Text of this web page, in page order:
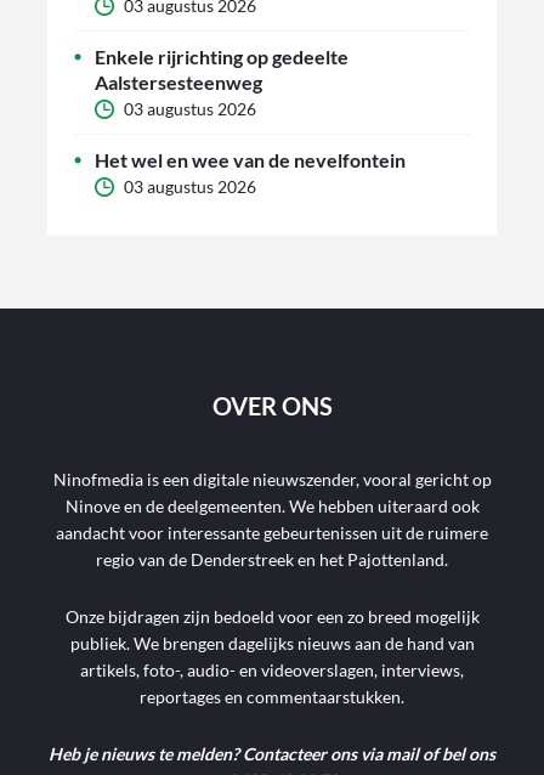
03 augustus 2026
Enkele rijrichting op gedeelte
Aalstersesteenweg
03 augustus 2026
Het wel en wee van de nevelfontein
03 augustus 2026
OVER ONS
Ninofmedia is een digitale nieuwszender, vooral gericht op
Ninove en de deelgemeenten. We hebben uiteraard ook
aandacht voor interessante gebeurtenissen uit de ruimere
regio van de Denderstreek en het Pajottenland.
Onze bijdragen zijn bedoeld voor een zo breed mogelijk
publiek. We brengen dagelijks nieuws aan de hand van
artikels, foto-, audio- en videoverslagen, interviews,
reportages en commentaarstukken.
Heb je nieuws te melden? Contacteer ons via mail of bel ons